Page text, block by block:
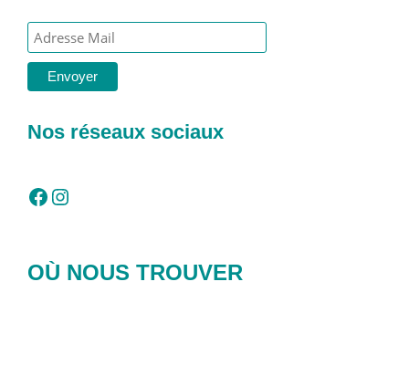
Nos réseaux sociaux
Facebook Instagram
OÙ NOUS TROUVER